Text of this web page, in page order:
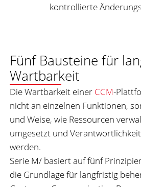
kontrollierte
Fünf Bausteine für
Wartbarkeit
Die Wartbarkeit einer CCM-
nicht an einzelnen Funktionen,
und Weise, wie Ressourcen
umgesetzt und
werden.
Serie M/ basiert auf fünf
die Grundlage für langfristig